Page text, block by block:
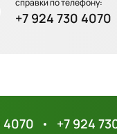
Сахарница English
справки по телефону:
+7 924 730 4070
4070 +7 924